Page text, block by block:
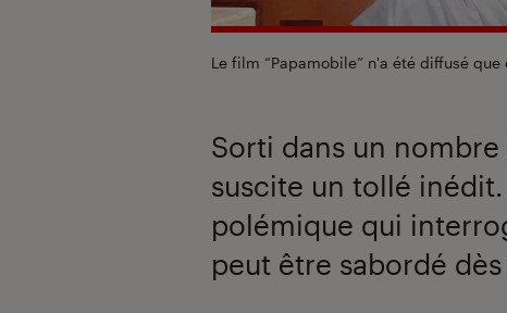
Le film “Papamobile” n'a été diffusé
Sorti dans un
suscite un tollé
polémique qui
peut être sabordé